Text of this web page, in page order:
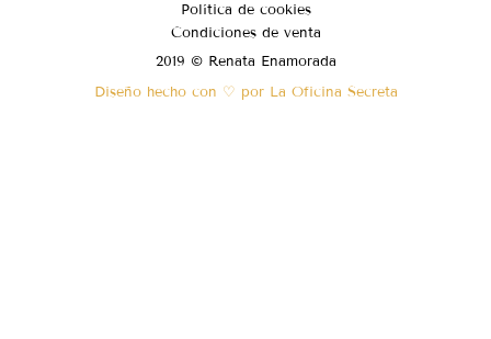
Política de cookies
Condiciones de venta
2019 © Renata Enamorada
Diseño hecho con ♡ por La Oficina Secreta